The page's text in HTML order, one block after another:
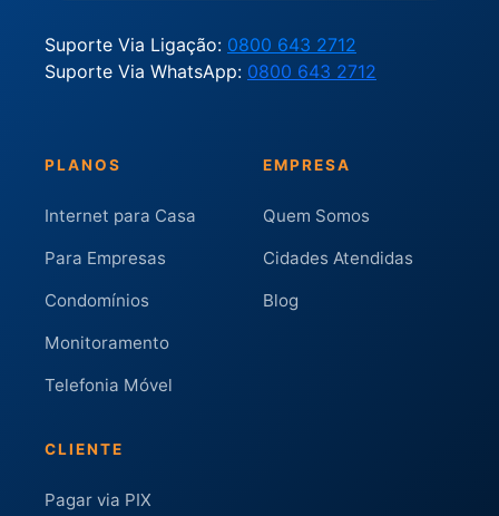
Suporte Via Ligação: 0800 643 2712
Suporte Via WhatsApp: 0800 643 2712
PLANOS
Internet para Casa
Para Empresas
Condomínios
Monitoramento
Telefonia Móvel
EMPRESA
Quem Somos
Cidades Atendidas
Blog
CLIENTE
Pagar via PIX